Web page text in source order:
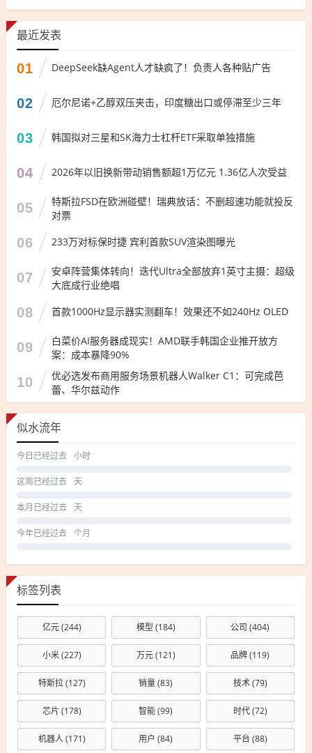
最近发表
01 DeepSeek缺Agent人才缺疯了！负责人各种贴广告
02 厄尔尼诺+乙醇双压夹击，印度糖出口或停滞至少三年
03 韩国拟对三星和SK海力士杠杆ETF采取单独措施
04 2026年以旧换新带动销售额超1万亿元 1.36亿人次受益
05
特斯拉FSD在欧洲碰壁！瑞典放话：不删超速功能就投反
对票
06 233万对标保时捷 宾利首款SUV渲染图曝光
07
安卓阵营集体转向！迭代Ultra全部放弃1英寸主摄：超级
大底成行业绝唱
08 首款1000Hz显示器实测翻车！效果还不如240Hz OLED
09
白菜价AI服务器成现实！AMD联手韩国企业推开放方
案：成本暴降90%
10
优必选发布商用服务场景机器人Walker C1：可完成芭
蕾、华尔兹动作
似水流年
今日已经过去 小时
这周已经过去 天
本月已经过去 天
今年已经过去 个月
标签列表
亿元(244) 模型 (184) 公司 (404)
小米(227) 万元(121) 品牌(119)
特斯拉(127) 销量(83) 技术(79)
芯片 (178) 智能(99) 时代(72)
机器人(171) 用户 (84) 平台 (88)